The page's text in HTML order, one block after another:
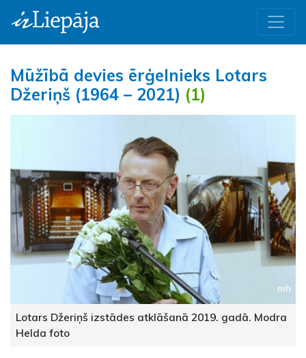
Mūžībā devies ērģelnieks Lotars
Džeriņš (1964 – 2021) (1)
Lotars Džeriņš izstādes atklāšanā 2019. gadā. Modra
Helda foto